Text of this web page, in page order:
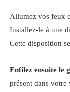
Allumez vos feux
Installez-le à une
Cette disposition
Enfilez ensuite le
présent dans votre